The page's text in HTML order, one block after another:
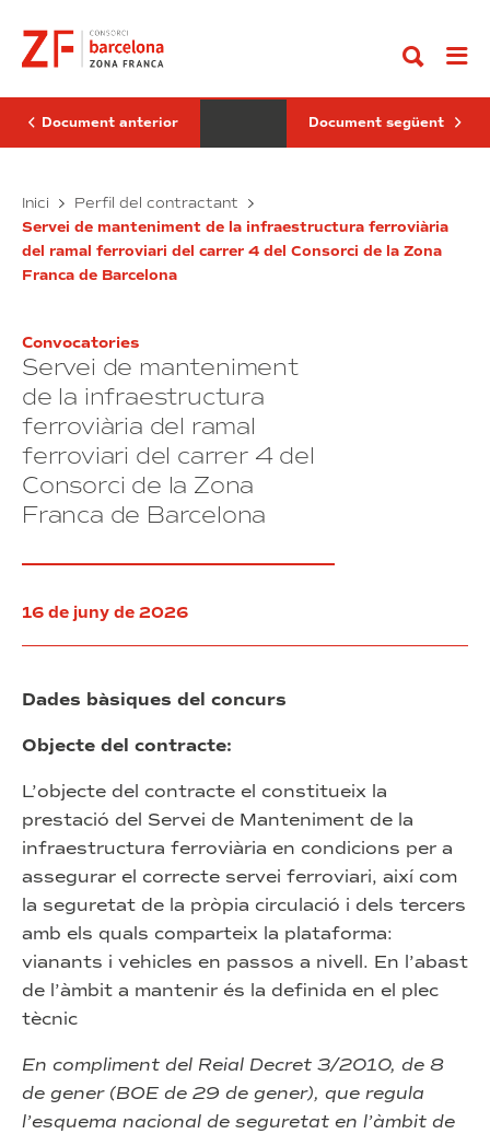
contingut
reparacions
possibles
en
la
i
calefacció
existent
en
l’edifici
carrer
Cal
50-
58,
barri
de
Marina,
Barcelona”
(exp.
Document anterior
i
manteniment
l’edifici
del
Document següent
Inici Perfil del contractant
Servei de manteniment de la infraestructura ferroviària
del ramal ferroviari del carrer 4 del Consorci de la Zona
Franca de Barcelona
Convocatories
Servei de manteniment
de la infraestructura
ferroviària del ramal
ferroviari del carrer 4 del
Consorci de la Zona
Franca de Barcelona
16 de juny de 2026
Dades bàsiques del concurs
Objecte del contracte:
L’objecte del contracte el constitueix la
prestació del Servei de Manteniment de la
infraestructura ferroviària en condicions per a
assegurar el correcte servei ferroviari, així com
la seguretat de la pròpia circulació i dels tercers
amb els quals comparteix la plataforma:
vianants i vehicles en passos a nivell. En l’abast
de l’àmbit a mantenir és la definida en el plec
tècnic
En compliment del Reial Decret 3/2010, de 8
de gener (BOE de 29 de gener), que regula
l’esquema nacional de seguretat en l’àmbit de
de
reparacions
i
possibles
la
instal·lació
d’aigua
calenta
sanitària
i
calefacció
existent
en
d’habitatges
al
Cal
50-
barri
la
Marina,
Barcelona”
(exp.
configuració,
posada
de
de
de